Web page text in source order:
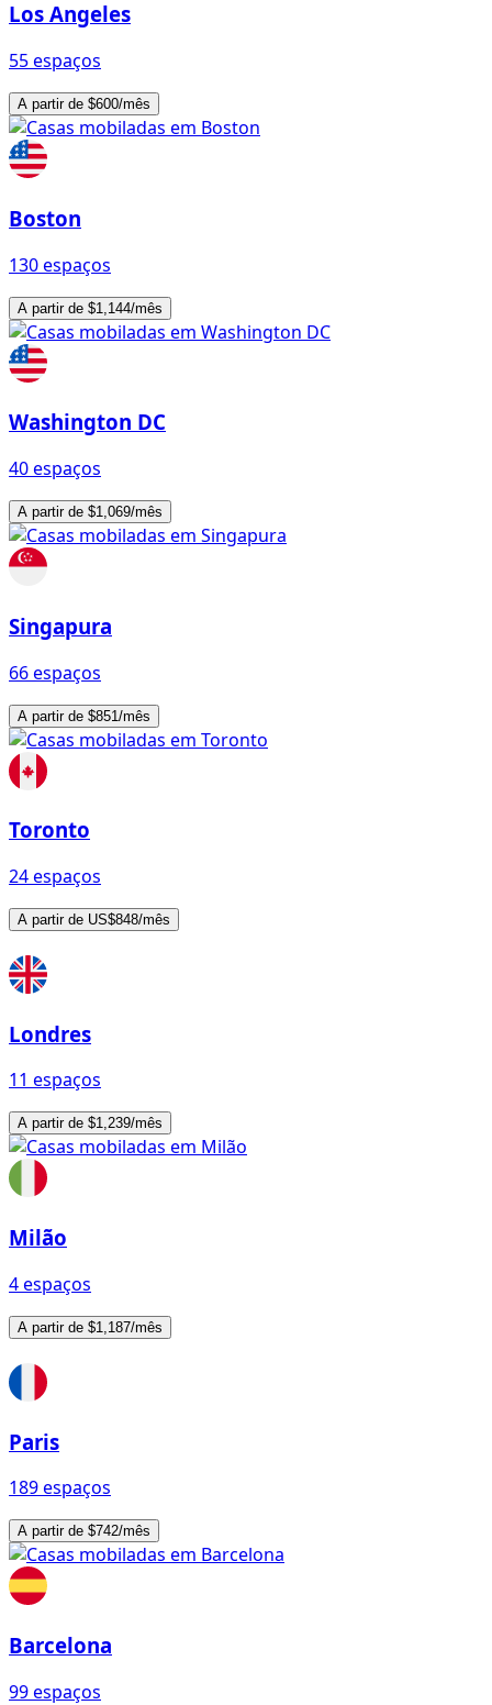
Los Angeles
55 espaços
A partir de $600/mês
Boston
130 espaços
A partir de $1,144/mês
Washington DC
40 espaços
A partir de $1,069/mês
Singapura
66 espaços
A partir de $851/mês
Toronto
24 espaços
A partir de US$848/mês
Londres
11 espaços
A partir de $1,239/mês
Milão
4 espaços
A partir de $1,187/mês
Paris
189 espaços
A partir de $742/mês
Barcelona
99 espaços